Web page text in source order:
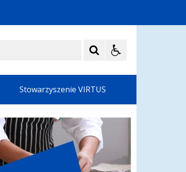
Stowarzyszenie VIRTUS